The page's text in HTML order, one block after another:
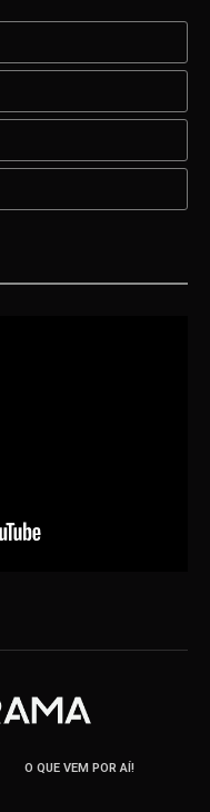
O QUE VEM POR AÍ!